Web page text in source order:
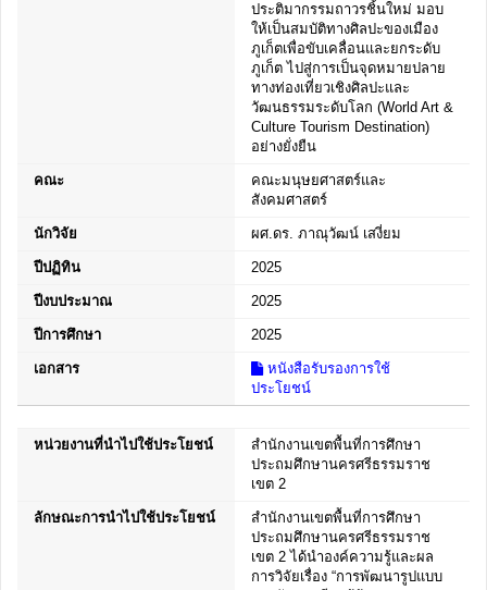
ประติมากรรมถาวรชิ้นใหม่ มอบ
ให้เป็นสมบัติทางศิลปะของเมือง
ภูเก็ตเพื่อขับเคลื่อนและยกระดับ
ภูเก็ต ไปสู่การเป็นจุดหมายปลาย
ทางท่องเที่ยวเชิงศิลปะและ
วัฒนธรรมระดับโลก (World Art &
Culture Tourism Destination)
อย่างยั่งยืน
คณะ
คณะมนุษยศาสตร์และ
สังคมศาสตร์
นักวิจัย ผศ.ดร. ภาณุวัฒน์ เสงี่ยม
ปีปฏิทิน 2025
ปีงบประมาณ 2025
ปีการศึกษา 2025
เอกสาร
หนังสือรับรองการใช้
ประโยชน์
หน่วยงานที่นำไปใช้ประโยชน์
สำนักงานเขตพื้นที่การศึกษา
ประถมศึกษานครศรีธรรมราช
เขต 2
ลักษณะการนำไปใช้ประโยชน์
สำนักงานเขตพื้นที่การศึกษา
ประถมศึกษานครศรีธรรมราช
เขต 2 ได้นำองค์ความรู้และผล
การวิจัยเรื่อง “การพัฒนารูปแบบ